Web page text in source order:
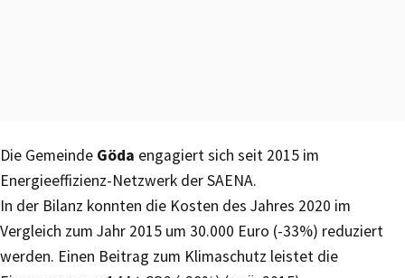
Die Gemeinde Göda engagiert sich seit 2015 im
Energieeffizienz-Netzwerk der SAENA.
In der Bilanz konnten die Kosten des Jahres 2020 im
Vergleich zum Jahr 2015 um 30.000 Euro (-33%) reduziert
werden. Einen Beitrag zum Klimaschutz leistet die